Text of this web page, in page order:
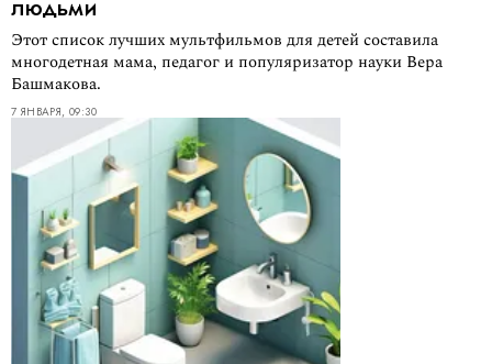
людьми
Этот список лучших мультфильмов для детей составила
многодетная мама, педагог и популяризатор науки Вера
Башмакова.
7 ЯНВАРЯ, 09:30